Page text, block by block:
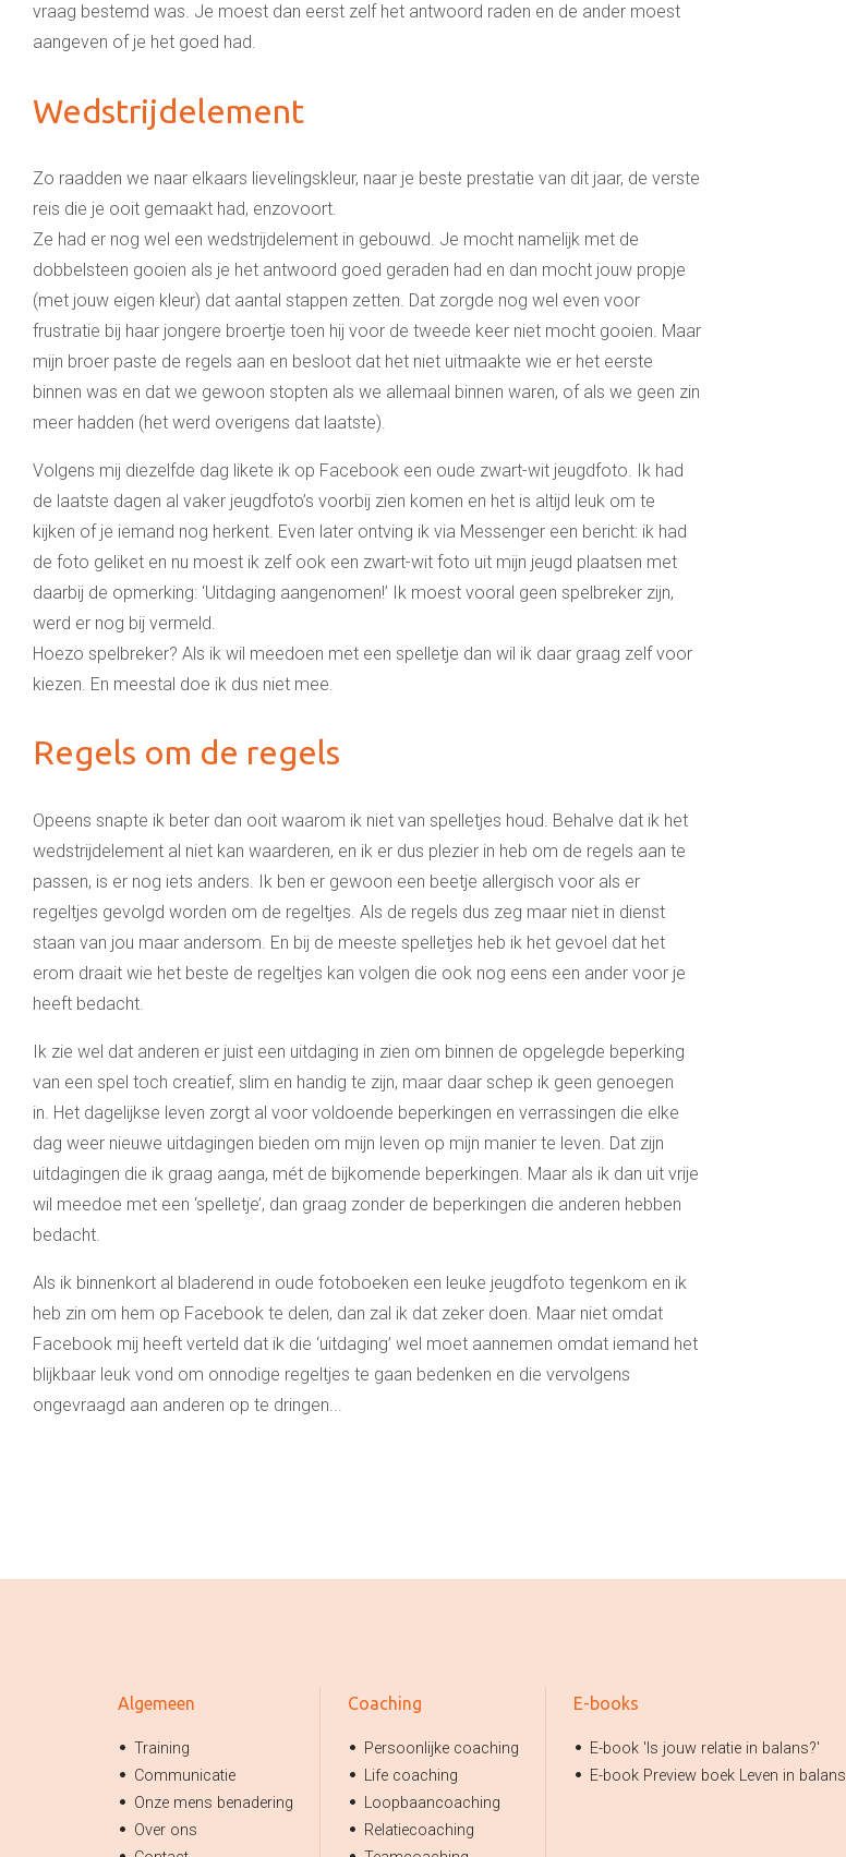
vraag bestemd was. Je moest dan eerst zelf het antwoord raden en de ander moest
aangeven of je het goed had.
Wedstrijdelement
Zo raadden we naar elkaars lievelingskleur, naar je beste prestatie van dit jaar, de verste
reis die je ooit gemaakt had, enzovoort.
Ze had er nog wel een wedstrijdelement in gebouwd. Je mocht namelijk met de
dobbelsteen gooien als je het antwoord goed geraden had en dan mocht jouw propje
(met jouw eigen kleur) dat aantal stappen zetten. Dat zorgde nog wel even voor
frustratie bij haar jongere broertje toen hij voor de tweede keer niet mocht gooien. Maar
mijn broer paste de regels aan en besloot dat het niet uitmaakte wie er het eerste
binnen was en dat we gewoon stopten als we allemaal binnen waren, of als we geen zin
meer hadden (het werd overigens dat laatste).
Volgens mij diezelfde dag likete ik op Facebook een oude zwart-wit jeugdfoto. Ik had
de laatste dagen al vaker jeugdfoto’s voorbij zien komen en het is altijd leuk om te
kijken of je iemand nog herkent. Even later ontving ik via Messenger een bericht: ik had
de foto geliket en nu moest ik zelf ook een zwart-wit foto uit mijn jeugd plaatsen met
daarbij de opmerking: ‘Uitdaging aangenomen!’ Ik moest vooral geen spelbreker zijn,
werd er nog bij vermeld.
Hoezo spelbreker? Als ik wil meedoen met een spelletje dan wil ik daar graag zelf voor
kiezen. En meestal doe ik dus niet mee.
Regels om de regels
Opeens snapte ik beter dan ooit waarom ik niet van spelletjes houd. Behalve dat ik het
wedstrijdelement al niet kan waarderen, en ik er dus plezier in heb om de regels aan te
passen, is er nog iets anders. Ik ben er gewoon een beetje allergisch voor als er
regeltjes gevolgd worden om de regeltjes. Als de regels dus zeg maar niet in dienst
staan van jou maar andersom. En bij de meeste spelletjes heb ik het gevoel dat het
erom draait wie het beste de regeltjes kan volgen die ook nog eens een ander voor je
heeft bedacht.
Ik zie wel dat anderen er juist een uitdaging in zien om binnen de opgelegde beperking
van een spel toch creatief, slim en handig te zijn, maar daar schep ik geen genoegen
in. Het dagelijkse leven zorgt al voor voldoende beperkingen en verrassingen die elke
dag weer nieuwe uitdagingen bieden om mijn leven op mijn manier te leven. Dat zijn
uitdagingen die ik graag aanga, mét de bijkomende beperkingen. Maar als ik dan uit vrije
wil meedoe met een ‘spelletje’, dan graag zonder de beperkingen die anderen hebben
bedacht.
Als ik binnenkort al bladerend in oude fotoboeken een leuke jeugdfoto tegenkom en ik
heb zin om hem op Facebook te delen, dan zal ik dat zeker doen. Maar niet omdat
Facebook mij heeft verteld dat ik die ‘uitdaging’ wel moet aannemen omdat iemand het
blijkbaar leuk vond om onnodige regeltjes te gaan bedenken en die vervolgens
ongevraagd aan anderen op te dringen...
Algemeen
Training
Communicatie
Onze mens benadering
Over ons
Coaching
Persoonlijke coaching
Life coaching
Loopbaancoaching
Relatiecoaching
E-books
E-book 'Is jouw relatie in balans?'
E-book Preview boek Leven in balans